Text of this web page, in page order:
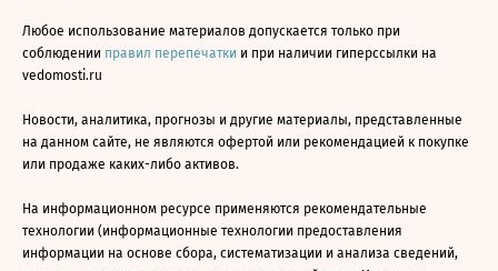
Любое использование материалов допускается только при
соблюдении правил перепечатки и при наличии гиперссылки на
vedomosti.ru
Новости, аналитика, прогнозы и другие материалы, представленные
на данном сайте, не являются офертой или рекомендацией к покупке
или продаже каких-либо активов.
На информационном ресурсе применяются рекомендательные
технологии (информационные технологии предоставления
информации на основе сбора, систематизации и анализа сведений,